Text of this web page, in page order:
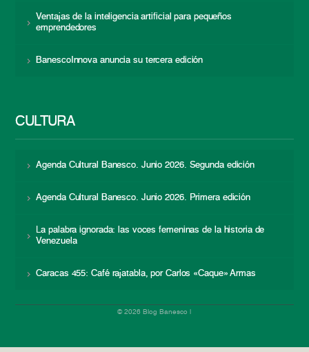
Ventajas de la inteligencia artificial para pequeños
emprendedores
BanescoInnova anuncia su tercera edición
CULTURA
Agenda Cultural Banesco. Junio 2026. Segunda edición
Agenda Cultural Banesco. Junio 2026. Primera edición
La palabra ignorada: las voces femeninas de la historia de
Venezuela
Caracas 455: Café rajatabla, por Carlos «Caque» Armas
© 2026 Blog Banesco |